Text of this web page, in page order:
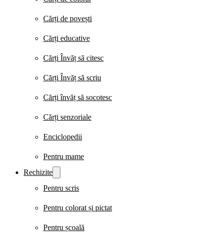
Cărți de povești
Cărți educative
Cărți Învăț să citesc
Cărți Învăț să scriu
Cărți învăț să socotesc
Cărți senzoriale
Enciclopedii
Pentru mame
Rechizite
Pentru scris
Pentru colorat și pictat
Pentru școală